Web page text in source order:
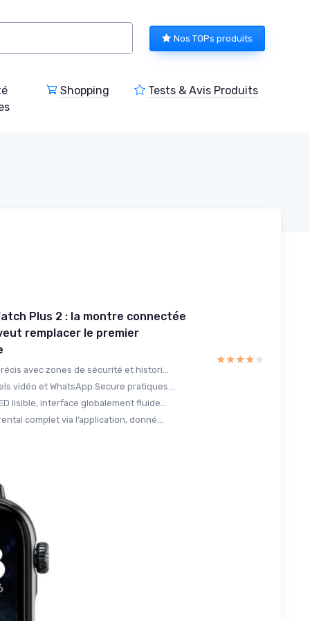
Nos TOPs produits
Shopping Tests & Avis Produits
Plus 2 : la montre connectée
remplacer le premier
avec zones de sécurité et histori...
vidéo et WhatsApp Secure pratiques...
lisible, interface globalement fluide...
complet via l’application, donné...
★★★★★
★★★★★